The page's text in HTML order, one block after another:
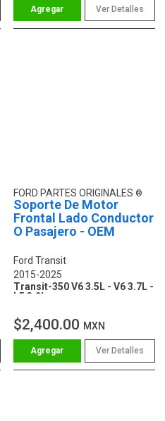
Ver Detalles
FORD PARTES ORIGINALES
Soporte De Motor
Frontal Lado Conductor
O Pasajero - OEM
Ford Transit
2015-2025
Transit-350 V6 3.5L - V6 3.7L -
L5 3.2L
$2,400.00 MXN
Ver Detalles